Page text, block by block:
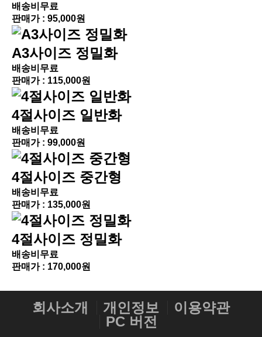
배송비무료
판매가 : 95,000원
A3사이즈 정밀화
배송비무료
판매가 : 115,000원
4절사이즈 일반화
배송비무료
판매가 : 99,000원
4절사이즈 중간형
배송비무료
판매가 : 135,000원
4절사이즈 정밀화
배송비무료
판매가 : 170,000원
회사소개 개인정보
이용약관
PC 버전